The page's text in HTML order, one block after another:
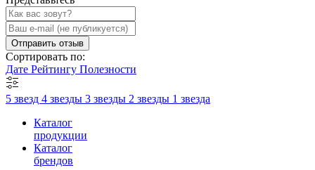
Отправить отзыв
Сортировать по:
Дате Рейтингу Полезности
5 звезд 4 звезды 3 звезды 2 звезды 1 звезда
Каталог
продукции
Каталог
брендов